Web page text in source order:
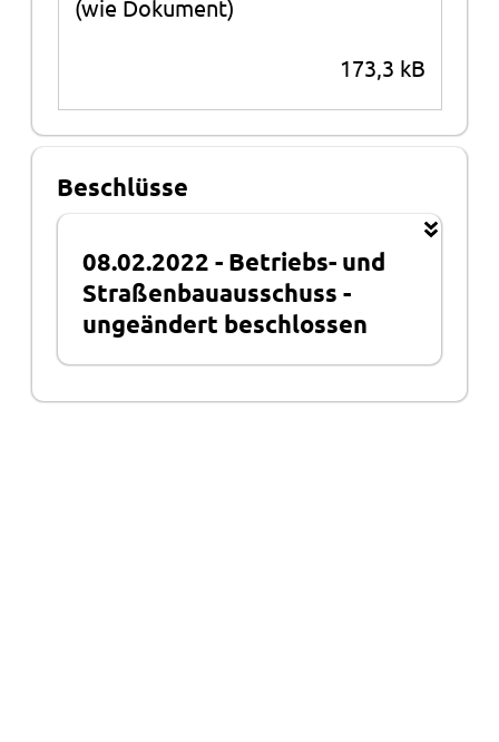
(wie Dokument)
173,3 kB
Beschlüsse
08.02.2022 - Betriebs- und
Straßenbauausschuss -
ungeändert beschlossen